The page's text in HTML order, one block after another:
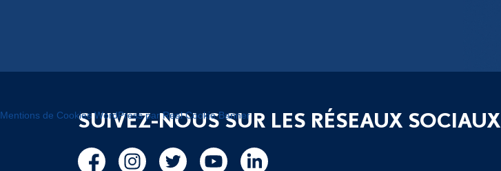
SUIVEZ-NOUS SUR LES RÉSEAUX SOCIAUX
Mentions de Cookies WordPress par Real Cookie Banner